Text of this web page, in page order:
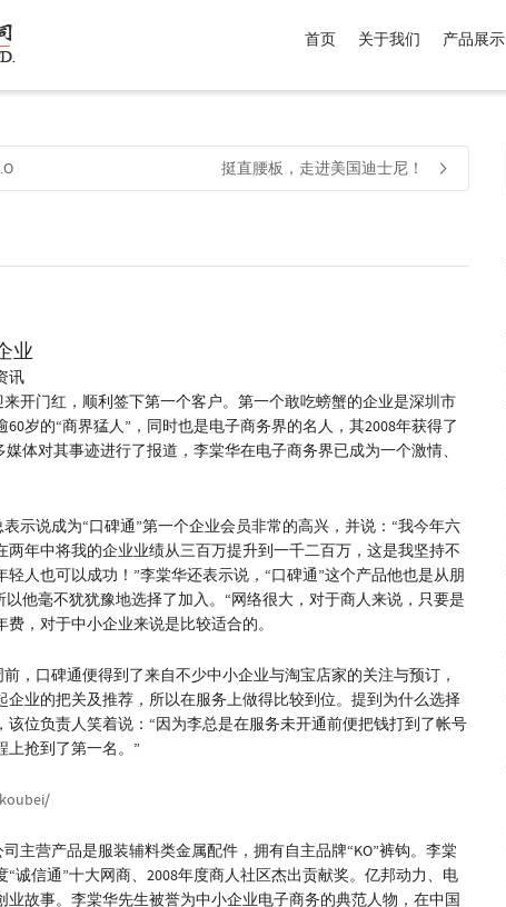
于 商品，品牌为 默认品牌 .
首页 关于我们 产品展示
挺直腰板，走进美国迪士尼！
业
资讯
门红，顺利签下第一个客户。第一个敢吃螃蟹的企业是深圳市
岁的“商界猛人”，同时也是电子商务界的名人，其2008年获得了
体对其事迹进行了报道，李棠华在电子商务界已成为一个激情、
说成为“口碑通”第一个企业会员非常的高兴，并说：“我今年六
年中将我的企业业绩从三百万提升到一千二百万，这是我坚持不
人也可以成功！”李棠华还表示说，“口碑通”这个产品他也是从朋
他毫不犹犹豫地选择了加入。“网络很大，对于商人来说，只要是
，对于中小企业来说是比较适合的。
口碑通便得到了来自不少中小企业与淘宝店家的关注与预订，
业的把关及推荐，所以在服务上做得比较到位。提到为什么选择
位负责人笑着说：“因为李总是在服务未开通前便把钱打到了帐号
上抢到了第一名。”
营产品是服装辅料类金属配件，拥有自主品牌“KO”裤钩。李棠
诚信通”十大网商、2008年度商人社区杰出贡献奖。亿邦动力、电
故事。李棠华先生被誉为中小企业电子商务的典范人物，在中国